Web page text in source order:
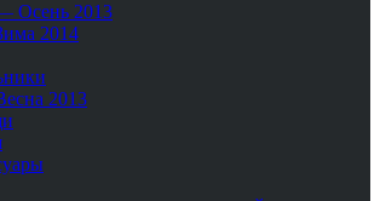
Осень 2013
2014
2013